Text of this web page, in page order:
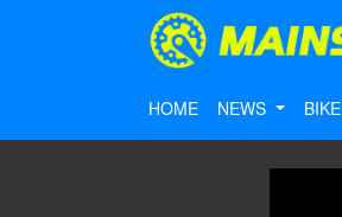
HOME NEWS BIKE